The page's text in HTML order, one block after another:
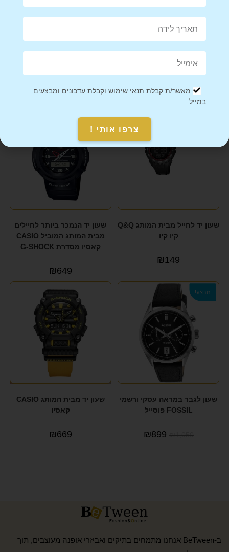
Pin This Product
מוצרים קשורים
שעון יד לחייל מבית המותג Q&Q
קיו קיו
₪149
שעון יד הנמכר ביותר לחיילים
מבית המותג המוביל CASIO
קאסיו מסדרת G-SHOCK
₪649
מבצע!
שעון לגבר במראה עסקי ורשמי
FOSSIL פוסייל
₪1,050
₪899
שעון יד מבית המותג CASIO
קאסיו
₪669
ב-BeTween אנחנו מתמחים בתיקים ואביזרי אופנה מעוצבים, תוך
מאשר/ת קבלת תנאי שימוש וקבלת עדכונים ומבצעים
במייל
צרפו אותי !